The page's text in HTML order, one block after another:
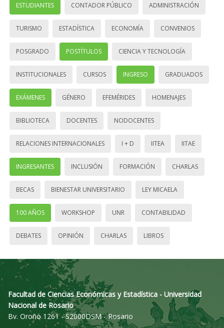
ESTUDIANTES CONTADOR PÚBLICO ADMINISTRACIÓN
TURISMO ESTADÍSTICA ECONOMÍA CONVENIOS
POSGRADO POSTÍTULOS CIENCIA Y TECNOLOGÍA
INSTITUCIONALES CURSOS INGRESO GRADUADOS
EXÁMENES GÉNERO EFEMÉRIDES HOMENAJES
BIBLIOTECA DOCENTES NODOCENTES
RELACIONES INTERNACIONALES I + D IITEA IITAE
INGRESANTES INCLUSIÓN FORMACIÓN CHARLAS
BECAS BIENESTAR UNIVERSITARIO LEY MICAELA
100 AÑOS WORKSHOP UNR CONTABILIDAD
DEBATES OPINIÓN CHARLAS LIBROS
Facultad de Ciencias Económicas y Estadística - Universidad
Nacional de Rosario
Bv. Oroño 1261 - S2000DSM - Rosario